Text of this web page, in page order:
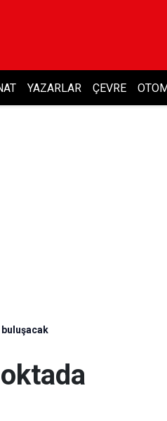
YAZARLAR ÇEVRE